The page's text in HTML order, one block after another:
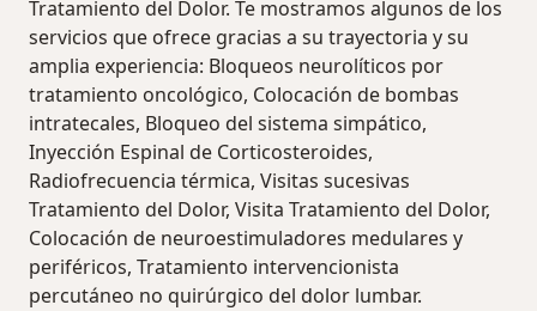
Tratamiento del Dolor. Te mostramos algunos de los
servicios que ofrece gracias a su trayectoria y su
amplia experiencia: Bloqueos neurolíticos por
tratamiento oncológico, Colocación de bombas
intratecales, Bloqueo del sistema simpático,
Inyección Espinal de Corticosteroides,
Radiofrecuencia térmica, Visitas sucesivas
Tratamiento del Dolor, Visita Tratamiento del Dolor,
Colocación de neuroestimuladores medulares y
periféricos, Tratamiento intervencionista
percutáneo no quirúrgico del dolor lumbar.